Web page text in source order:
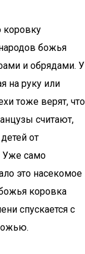
коровку
божья
и обрядами. У
на руку или
тоже верят, что
считают,
от
Уже само
это насекомое
коровка
спускается с